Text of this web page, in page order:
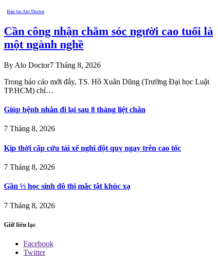
Bản tin Alo Doctor
Cần công nhận chăm sóc người cao tuổi là
một ngành nghề
By Alo Doctor7 Tháng 8, 2026
Trong báo cáo mới đây, TS. Hồ Xuân Dũng (Trường Đại học Luật
TP.HCM) chỉ…
Giúp bệnh nhân đi lại sau 8 tháng liệt chân
7 Tháng 8, 2026
Kịp thời cấp cứu tài xế nghi đột quỵ ngay trên cao tốc
7 Tháng 8, 2026
Gần ⅓ học sinh đô thị mắc tật khúc xạ
7 Tháng 8, 2026
Giữ liên lạc
Facebook
Twitter